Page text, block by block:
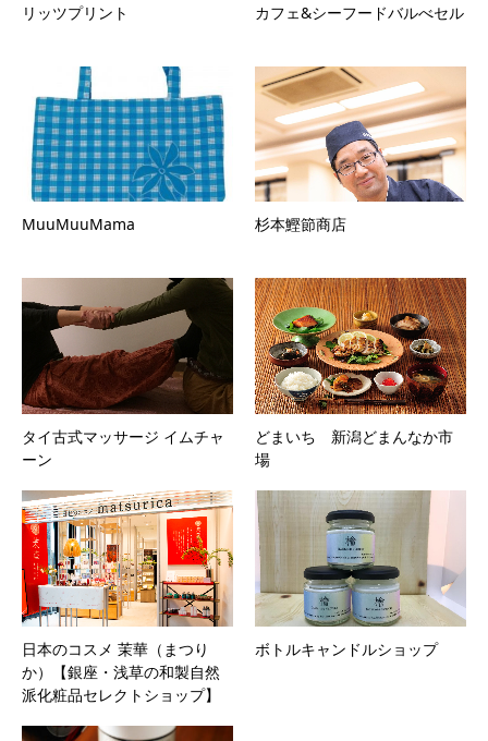
リッツプリント カフェ&シーフードバルべセル
MuuMuuMama 杉本鰹節商店
タイ古式マッサージ イムチャ
ーン
どまいち 新潟どまんなか市
場
日本のコスメ 茉華（まつり
か）【銀座・浅草の和製自然
派化粧品セレクトショップ】
ボトルキャンドルショップ